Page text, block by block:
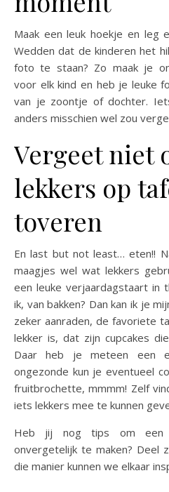
Maak een leuk hoekje en leg
Wedden dat de kinderen het
foto te staan? Zo maak je
voor elk kind en heb je leuke
van je zoontje of dochter.
anders misschien wel zou
Vergeet niet
lekkers op
toveren
En last but not least… eten!!
maagjes wel wat lekkers
een leuke verjaardagstaart in
ik, van bakken? Dan kan ik je
zeker aanraden, de favoriete
lekker is, dat zijn cupcakes
Daar heb je meteen een
ongezonde kun je eventueel
fruitbrochette, mmmm! Zelf
iets lekkers mee te kunnen
Heb jij nog tips om een
onvergetelijk te maken? Deel
die manier kunnen we elkaar